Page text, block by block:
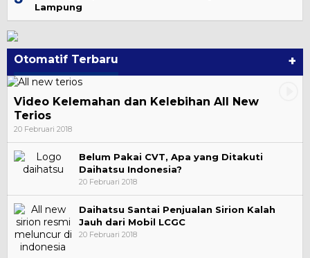
Lampung
Otomatif Terbaru +
Video Kelemahan dan Kelebihan All New
Terios
20 Februari 2018
Belum Pakai CVT, Apa yang Ditakuti
Daihatsu Indonesia?
20 Februari 2018
Daihatsu Santai Penjualan Sirion Kalah
Jauh dari Mobil LCGC
20 Februari 2018